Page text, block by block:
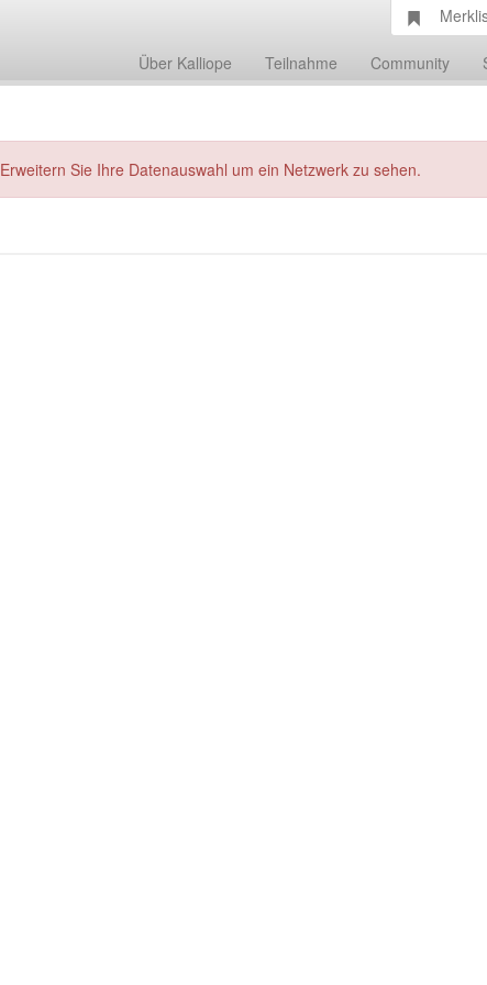
Über Kalliope Teilnahme Community
Erweitern Sie Ihre Datenauswahl um ein Netzwerk zu sehen.